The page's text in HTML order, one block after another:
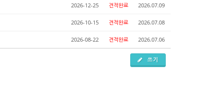
2026-12-25 견적완료 2026.07.09
2026-10-15 견적완료 2026.07.08
2026-08-22 견적완료 2026.07.06
쓰기